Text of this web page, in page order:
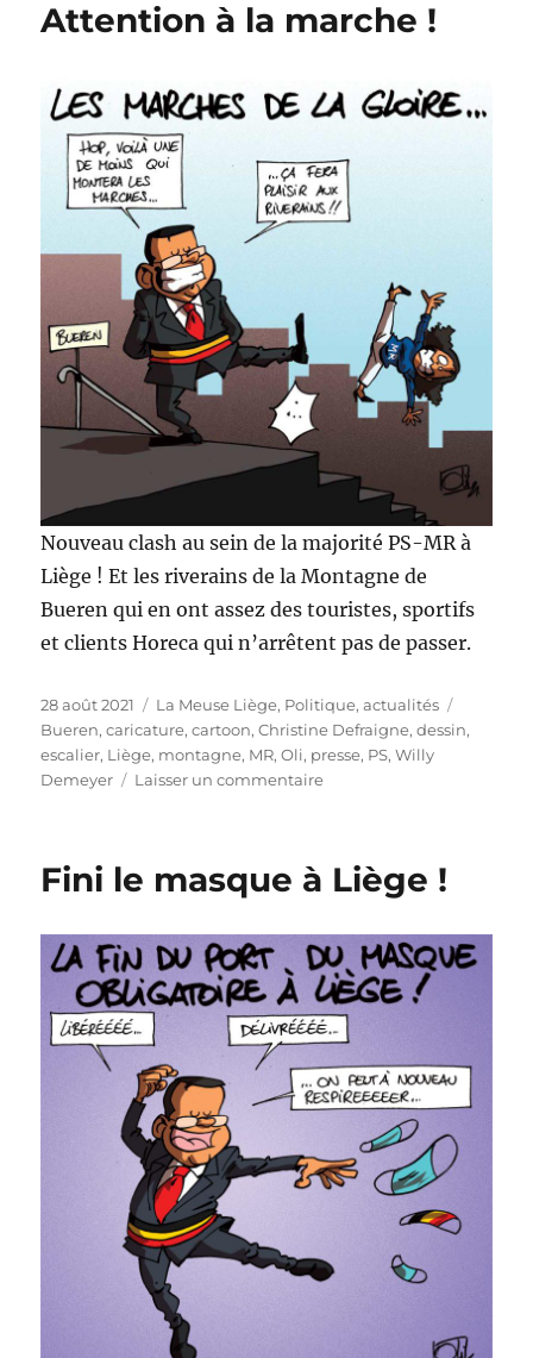
Carré
Attention à la marche !
Nouveau clash au sein de la majorité PS-MR à
Liège ! Et les riverains de la Montagne de
Bueren qui en ont assez des touristes, sportifs
et clients Horeca qui n’arrêtent pas de passer.
Publié
le
28 août 2021 Catégories
La Meuse Liège, Politique, actualités
Bueren,caricature,cartoon,Christine Defraigne,dessin,
escalier, Liège, montagne, MR,Oli, presse, PS,Willy
Demeyer
Laisser un commentairesur
marche
Fini le masque à Liège !